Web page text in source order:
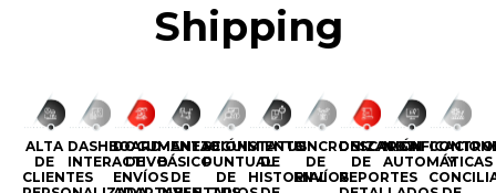
Shipping
ALTA
DE
CLIENTES
DASHBOARD
INTERACTIVO
DOCUMENTACIÓN
DE
ENVÍOS
MANEJO
BÁSICO
DE
SEGUIMIENTO
PUNTUAL
DE
STATUS
DE
HISTORIAL
SINCRONIZACIÓN
DE
ENVÍOS
DESCARGA
DE
REPORTES
AUTOMÁTICAS
Y